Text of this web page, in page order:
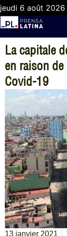
jeudi 6 août 2026 |
La capitale
en raison
Covid-19
13 janvier 2021